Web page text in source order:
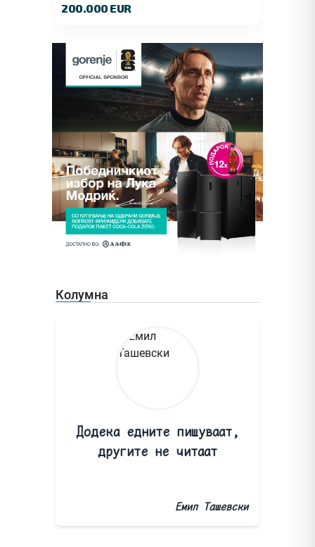
200.000 EUR
Колумна
Додека едните пишуваат,
другите не читаат
Емил Ташевски